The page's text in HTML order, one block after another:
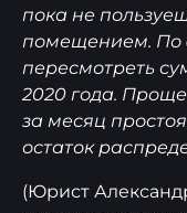
пока не
помещением. По
пересмотреть
2020 года. Проще
за месяц
остаток
(Юрист